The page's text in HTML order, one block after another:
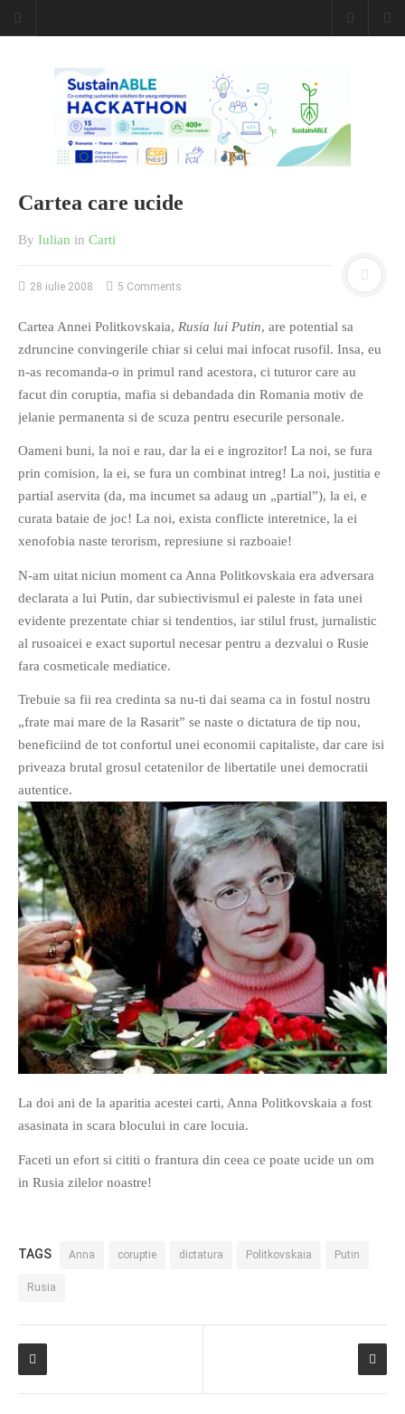
Cartea care ucide
By Iulian in Carti
28 iulie 2008 5 Comments
Cartea Annei Politkovskaia, Rusia lui Putin, are potential sa
zdruncine convingerile chiar si celui mai infocat rusofil. Insa, eu
n-as recomanda-o in primul rand acestora, ci tuturor care au
facut din coruptia, mafia si debandada din Romania motiv de
jelanie permanenta si de scuza pentru esecurile personale.
Oameni buni, la noi e rau, dar la ei e ingrozitor! La noi, se fura
prin comision, la ei, se fura un combinat intreg! La noi, justitia e
partial aservita (da, ma incumet sa adaug un „partial”), la ei, e
curata bataie de joc! La noi, exista conflicte interetnice, la ei
xenofobia naste terorism, represiune si razboaie!
N-am uitat niciun moment ca Anna Politkovskaia era adversara
declarata a lui Putin, dar subiectivismul ei paleste in fata unei
evidente prezentate chiar si tendentios, iar stilul frust, jurnalistic
al rusoaicei e exact suportul necesar pentru a dezvalui o Rusie
fara cosmeticale mediatice.
Trebuie sa fii rea credinta sa nu-ti dai seama ca in fostul nostru
„frate mai mare de la Rasarit” se naste o dictatura de tip nou,
beneficiind de tot confortul unei economii capitaliste, dar care isi
priveaza brutal grosul cetatenilor de libertatile unei democratii
autentice.
La doi ani de la aparitia acestei carti, Anna Politkovskaia a fost
asasinata in scara blocului in care locuia.
Faceti un efort si cititi o frantura din ceea ce poate ucide un om
in Rusia zilelor noastre!
TAGS Anna coruptie dictatura Politkovskaia Putin
Rusia